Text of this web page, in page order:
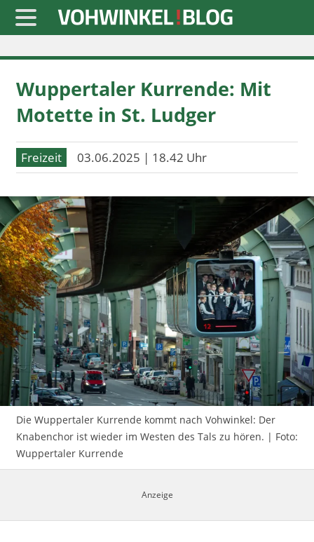
Startseite
» Blaulicht
» Freizeit
» Notizen
» Politik
» Sport
» Wirtschaft
Werbung
Datenschutz
Impressum
Wuppertaler Kurrende: Mit
Motette in St. Ludger
Freizeit 03.06.2025 | 18.42 Uhr
Die Wuppertaler Kurrende kommt nach Vohwinkel: Der
Knabenchor ist wieder im Westen des Tals zu hören. | Foto:
Wuppertaler Kurrende